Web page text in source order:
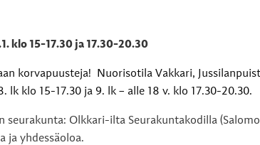
klo 15-17.30 ja 17.30-20.30
korvapuusteja! Nuorisotila Vakkari,
lk klo 15-17.30 ja 9. lk – alle 18 v. klo 17.30-20.30.
seurakunta: Olkkari-ilta Seurakuntakodilla
ja yhdessäoloa.